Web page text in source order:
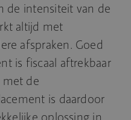
de intensiteit van de
altijd met
afspraken. Goed
is fiscaal aftrekbaar
met de
is daardoor
oplossing in